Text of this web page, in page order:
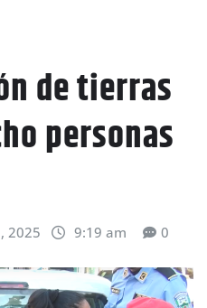
de tierras
personas
2025 9:19 am 0